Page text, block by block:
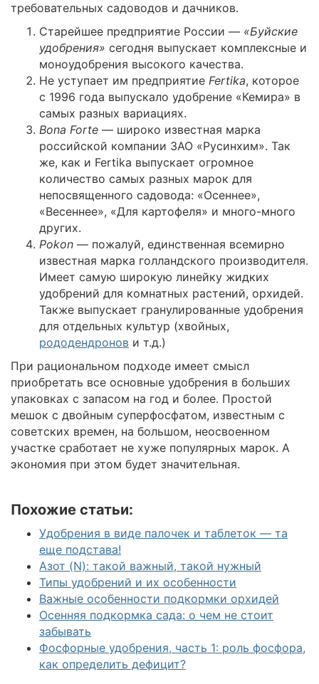
требовательных садоводов и дачников.
Старейшее предприятие России — «Буйские
удобрения» сегодня выпускает комплексные и
моноудобрения высокого качества.
Не уступает им предприятие Fertika, которое
с 1996 года выпускало удобрение «Кемира» в
самых разных вариациях.
Bona Forte — широко известная марка
российской компании ЗАО «Русинхим». Так
же, как и Fertika выпускает огромное
количество самых разных марок для
непосвященного садовода: «Осеннее»,
«Весеннее», «Для картофеля» и много-много
других.
Pokon — пожалуй, единственная всемирно
известная марка голландского производителя.
Имеет самую широкую линейку жидких
удобрений для комнатных растений, орхидей.
Также выпускает гранулированные удобрения
для отдельных культур (хвойных,
рододендронов и т.д.)
При рациональном подходе имеет смысл
приобретать все основные удобрения в больших
упаковках с запасом на год и более. Простой
мешок с двойным суперфосфатом, известным с
советских времен, на большом, неосвоенном
участке сработает не хуже популярных марок. А
экономия при этом будет значительная.
Похожие статьи:
Удобрения в виде палочек и таблеток — та
еще подстава!
Азот (N): такой важный, такой нужный
Типы удобрений и их особенности
Важные особенности подкормки орхидей
Осенняя подкормка сада: о чем не стоит
забывать
Фосфорные удобрения, часть 1: роль фосфора,
как определить дефицит?